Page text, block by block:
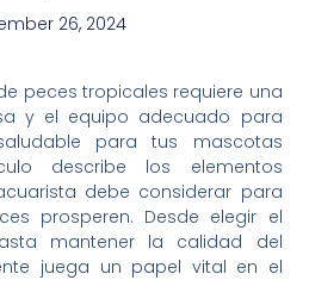
26, 2024
peces tropicales requiere una
y el equipo adecuado para
para tus mascotas
describe los elementos
debe considerar para
prosperen. Desde elegir el
mantener la calidad del
juega un papel vital en el